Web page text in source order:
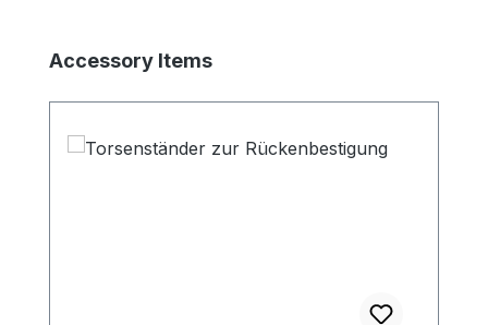
Produktgalerie überspringen
Accessory Items